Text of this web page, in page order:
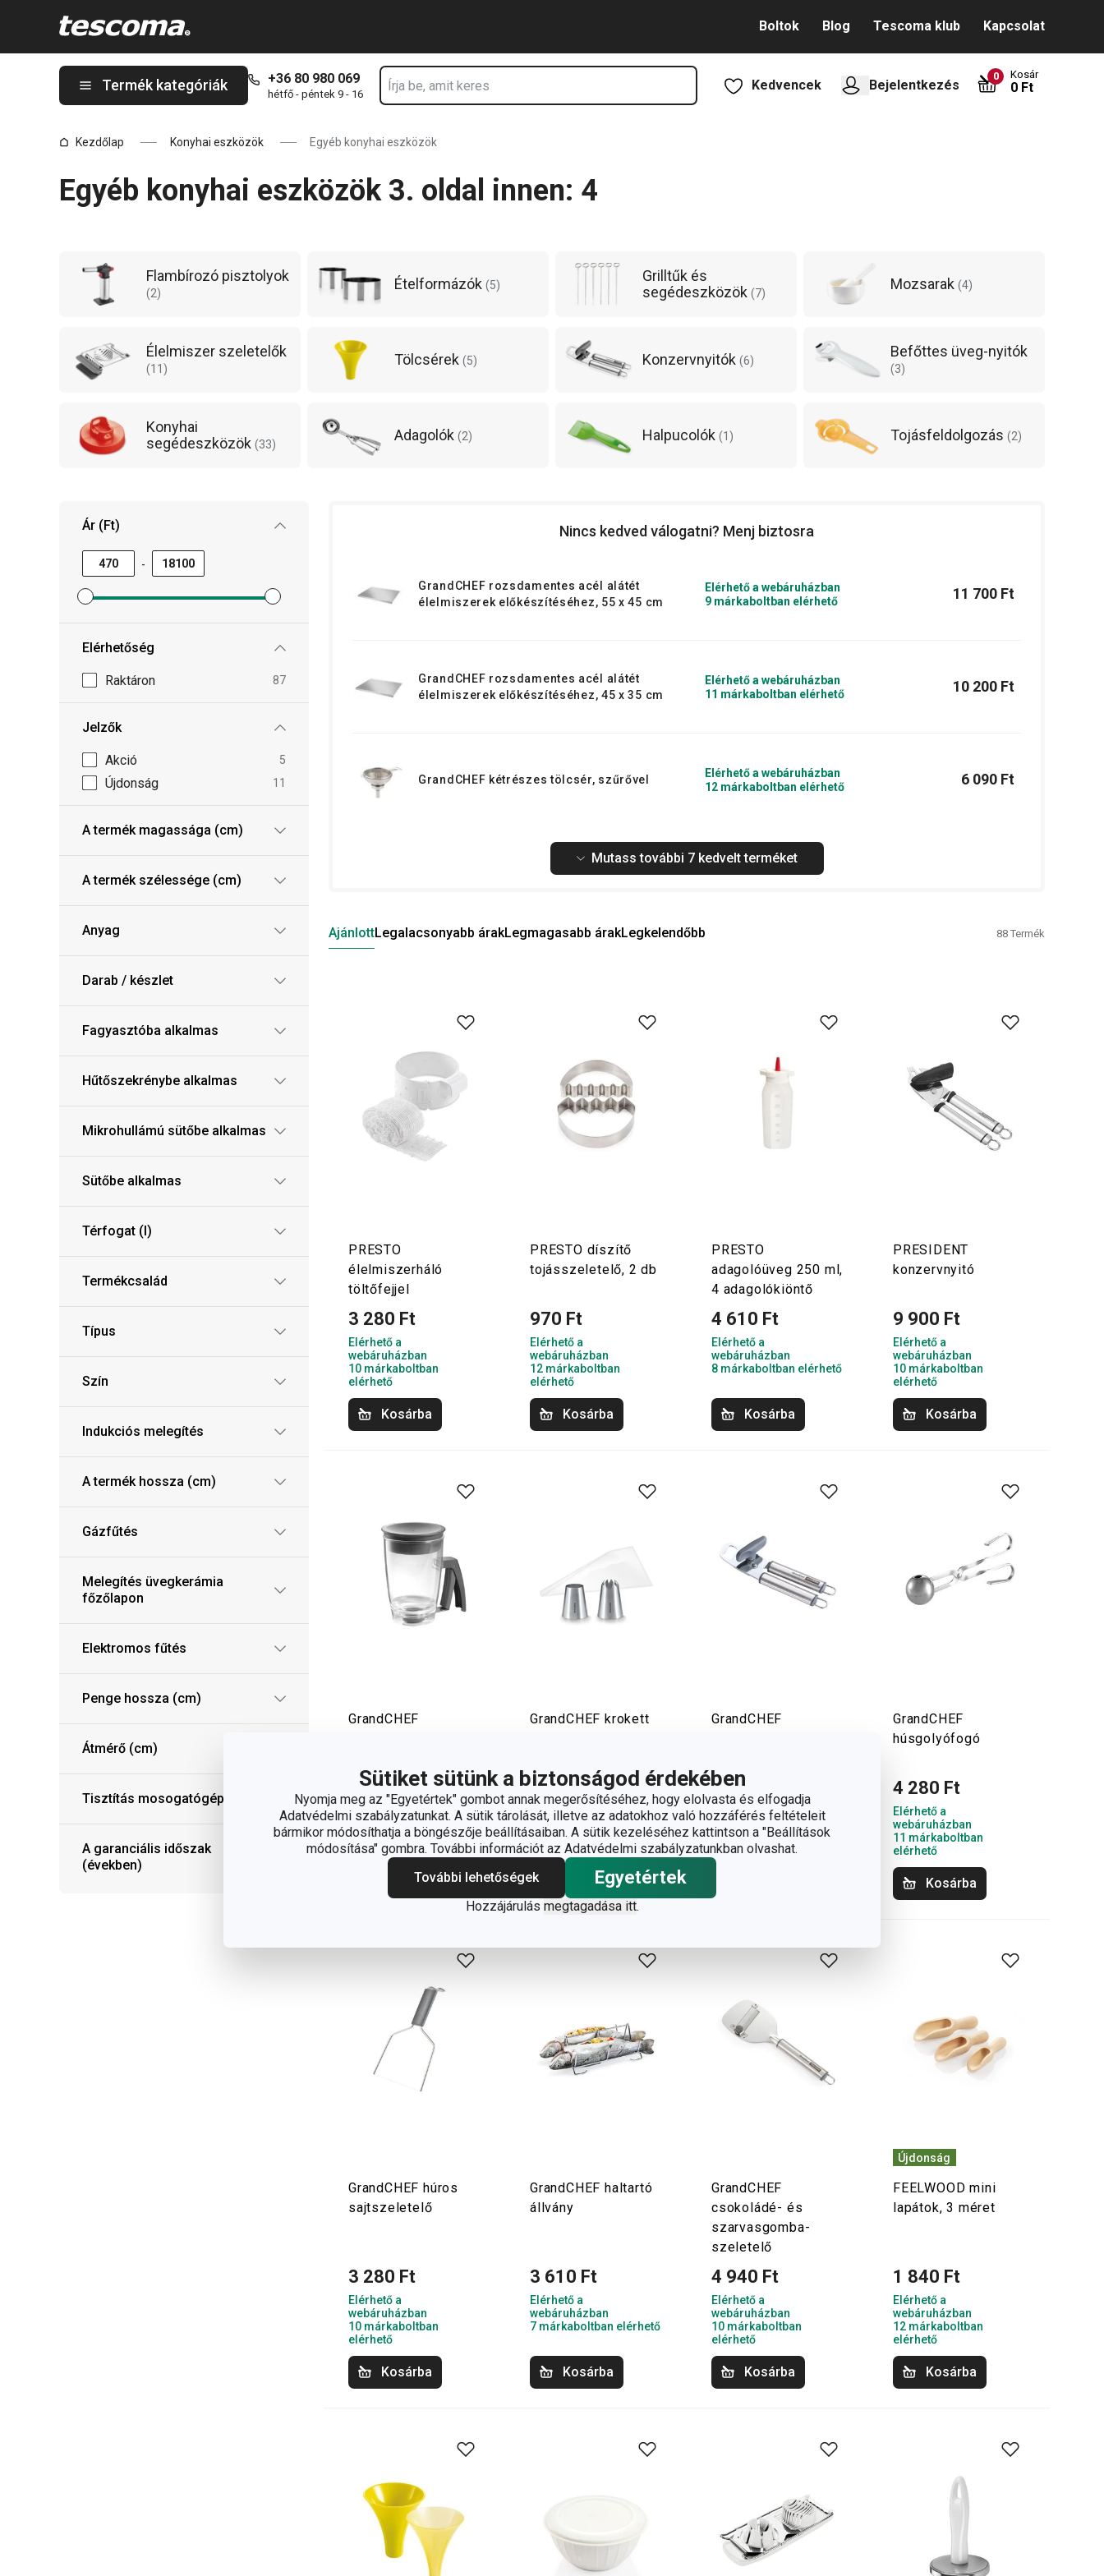
Sütiket sütünk a biztonságod érdekében
Nyomja meg az "Egyetértek" gombot annak megerősítéséhez, hogy elolvasta és elfogadja
Adatvédelmi szabályzatunkat. A sütik tárolását, illetve az adatokhoz való hozzáférés feltételeit
bármikor módosíthatja a böngészője beállításaiban. A sütik kezeléséhez kattintson a "Beállítások
módosítása" gombra. További információt az Adatvédelmi szabályzatunkban olvashat.
További lehetőségek
Egyetértek
Hozzájárulás megtagadása itt.
Boltok Blog Tescoma klub Kapcsolat
Termék kategóriák +36 80 980 069
hétfő - péntek 9 - 16
Kedvencek Bejelentkezés
0 Kosár
0 Ft
Kezdőlap Konyhai eszközök Egyéb konyhai eszközök
Egyéb konyhai eszközök 3. oldal innen: 4
Flambírozó pisztolyok
(2)
Ételformázók (5)
Grilltűk és
segédeszközök (7)
Mozsarak (4)
Élelmiszer szeletelők
(11)
Tölcsérek (5) Konzervnyitók (6)
Befőttes üveg-nyitók
(3)
Konyhai
segédeszközök (33)
Adagolók (2) Halpucolók (1) Tojásfeldolgozás (2)
Ár (Ft)
-
Minimum ár szűrő beállítása
Maximum ár szűrő beállítása
Elérhetőség
Raktáron 87
Jelzők
Akció 5
Újdonság 11
A termék magassága (cm)
A termék szélessége (cm)
Anyag
Darab / készlet
Fagyasztóba alkalmas
Hűtőszekrénybe alkalmas
Mikrohullámú sütőbe alkalmas
Sütőbe alkalmas
Térfogat (l)
Termékcsalád
Típus
Szín
Indukciós melegítés
A termék hossza (cm)
Gázfűtés
Melegítés üvegkerámia
főzőlapon
Elektromos fűtés
Penge hossza (cm)
Átmérő (cm)
Tisztítás mosogatógépben
A garanciális időszak
(években)
Nincs kedved válogatni? Menj biztosra
GrandCHEF rozsdamentes acél alátét
élelmiszerek előkészítéséhez, 55 x 45 cm
Elérhető a webáruházban
9 márkaboltban elérhető
11 700 Ft
GrandCHEF rozsdamentes acél alátét
élelmiszerek előkészítéséhez, 45 x 35 cm
Elérhető a webáruházban
11 márkaboltban elérhető
10 200 Ft
GrandCHEF kétrészes tölcsér, szűrővel
Elérhető a webáruházban
12 márkaboltban elérhető
6 090 Ft
Mutass további 7 kedvelt terméket
AjánlottLegalacsonyabb árakLegmagasabb árakLegkelendőbb 88Termék
PRESTO
élelmiszerháló
töltőfejjel
3 280 Ft
Elérhető a
webáruházban
10 márkaboltban
elérhető
Kosárba
PRESTO díszítő
tojásszeletelő, 2 db
970 Ft
Elérhető a
webáruházban
12 márkaboltban
elérhető
Kosárba
PRESTO
adagolóüveg 250 ml,
4 adagolókiöntő
4 610 Ft
Elérhető a
webáruházban
8 márkaboltban elérhető
Kosárba
PRESIDENT
konzervnyitó
9 900 Ft
Elérhető a
webáruházban
10 márkaboltban
elérhető
Kosárba
GrandCHEF
6 920 Ft
Elérhető a
webáruházban
3 márkaboltban elérhető
Kosárba
GrandCHEF krokett
3 950 Ft
Elérhető a
webáruházban
11 márkaboltban
elérhető
Kosárba
GrandCHEF
4 770 Ft
Elérhető a
webáruházban
12 márkaboltban
elérhető
GrandCHEF
húsgolyófogó
4 280 Ft
Elérhető a
webáruházban
11 márkaboltban
elérhető
Kosárba
GrandCHEF húros
sajtszeletelő
3 280 Ft
Elérhető a
webáruházban
10 márkaboltban
elérhető
Kosárba
GrandCHEF haltartó
állvány
3 610 Ft
Elérhető a
webáruházban
7 márkaboltban elérhető
Kosárba
GrandCHEF
csokoládé- és
szarvasgomba-
szeletelő
4 940 Ft
Elérhető a
webáruházban
10 márkaboltban
elérhető
Kosárba
Újdonság
FEELWOOD mini
lapátok, 3 méret
1 840 Ft
Elérhető a
webáruházban
12 márkaboltban
elérhető
Kosárba